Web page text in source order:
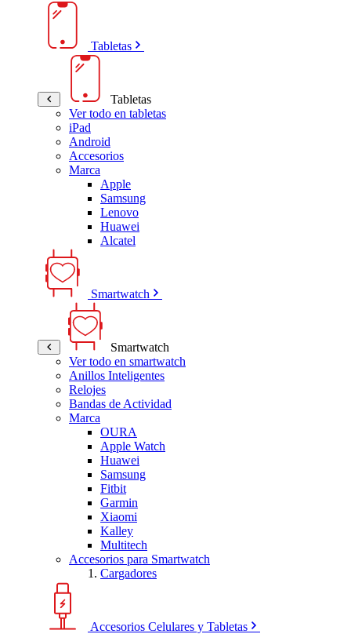
Tabletas
Tabletas
Ver todo en tabletas
iPad
Android
Accesorios
Marca
Apple
Samsung
Lenovo
Huawei
Alcatel
Smartwatch
Smartwatch
Ver todo en smartwatch
Anillos Inteligentes
Relojes
Bandas de Actividad
Marca
OURA
Apple Watch
Huawei
Samsung
Fitbit
Garmin
Xiaomi
Kalley
Multitech
Accesorios para Smartwatch
Cargadores
Accesorios Celulares y Tabletas